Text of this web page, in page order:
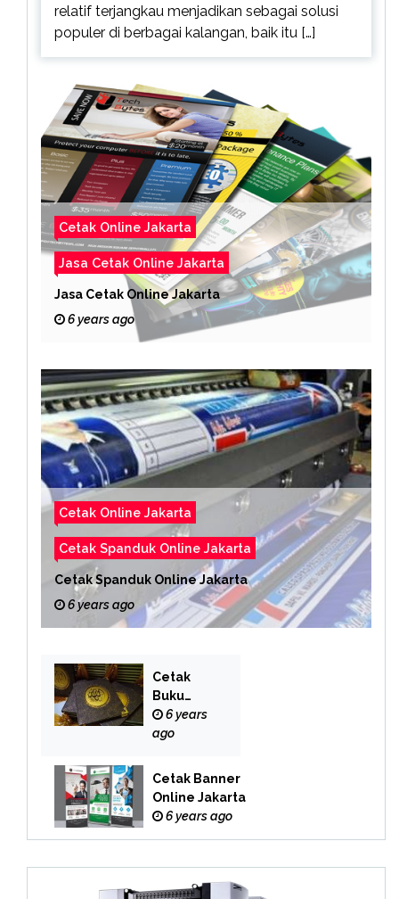
relatif terjangkau menjadikan sebagai solusi
populer di berbagai kalangan, baik itu […]
Cetak Online Jakarta
Jasa Cetak Online Jakarta
Jasa Cetak Online Jakarta
6 years ago
Cetak Online Jakarta
Cetak Spanduk Online Jakarta
Cetak Spanduk Online Jakarta
6 years ago
Cetak
Buku
Yasin
Online
6 years
ago
Cetak Banner
Online Jakarta
6 years ago